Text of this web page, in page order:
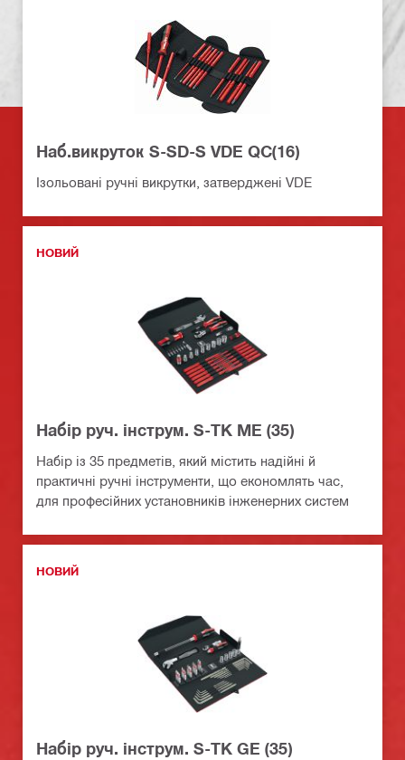
Наб.викруток S-SD-S VDE QC(16)
Ізольовані ручні викрутки, затверджені VDE
НОВИЙ
Набір руч. інструм. S-TK ME (35)
Набір із 35 предметів, який містить надійні й
практичні ручні інструменти, що економлять час,
для професійних установників інженерних систем
НОВИЙ
Набір руч. інструм. S-TK GE (35)